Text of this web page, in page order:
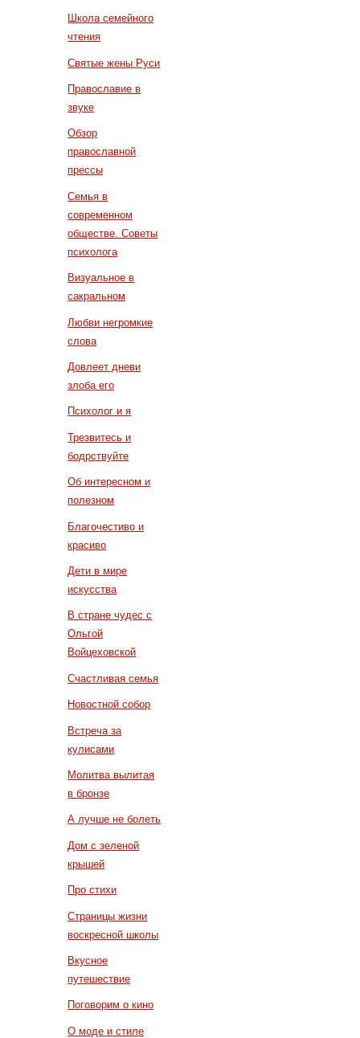
Школа семейного
чтения
Святые жены Руси
Православие в
звуке
Обзор
православной
прессы
Семья в
современном
обществе. Советы
психолога
Визуальное в
сакральном
Любви негромкие
слова
Довлеет дневи
злоба его
Психолог и я
Трезвитесь и
бодрствуйте
Об интересном и
полезном
Благочестиво и
красиво
Дети в мире
искусства
В стране чудес с
Ольгой
Войцеховской
Счастливая семья
Новостной собор
Встреча за
кулисами
Молитва вылитая
в бронзе
А лучше не болеть
Дом с зеленой
крышей
Про стихи
Страницы жизни
воскресной школы
Вкусное
путешествие
Поговорим о кино
О моде и стиле